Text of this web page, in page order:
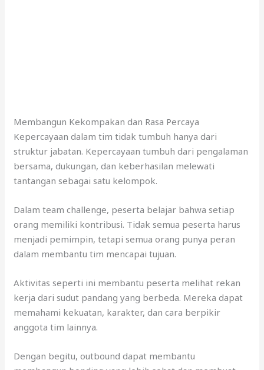
Membangun Kekompakan dan Rasa Percaya
Kepercayaan dalam tim tidak tumbuh hanya dari
struktur jabatan. Kepercayaan tumbuh dari pengalaman
bersama, dukungan, dan keberhasilan melewati
tantangan sebagai satu kelompok.
Dalam team challenge, peserta belajar bahwa setiap
orang memiliki kontribusi. Tidak semua peserta harus
menjadi pemimpin, tetapi semua orang punya peran
dalam membantu tim mencapai tujuan.
Aktivitas seperti ini membantu peserta melihat rekan
kerja dari sudut pandang yang berbeda. Mereka dapat
memahami kekuatan, karakter, dan cara berpikir
anggota tim lainnya.
Dengan begitu, outbound dapat membantu